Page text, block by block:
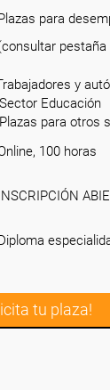
para
pestaña
y
Educación
para otros
100 horas
tu plaza!